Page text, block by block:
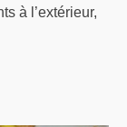
à l’extérieur,